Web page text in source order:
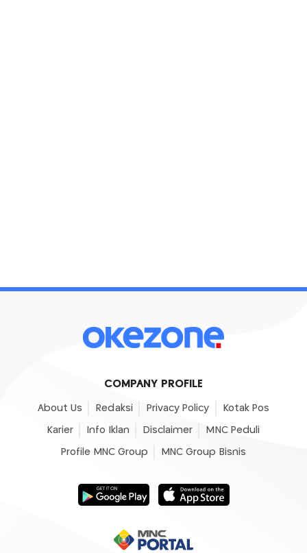
COMPANY PROFILE
About Us Redaksi Privacy Policy Kotak Pos
Karier Info Iklan Disclaimer MNC Peduli
Profile MNC Group MNC Group Bisnis